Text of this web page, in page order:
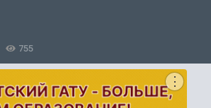
755